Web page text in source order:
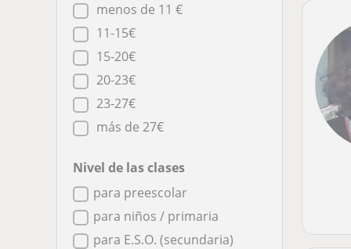
menos de 11 €
11-15€
15-20€
20-23€
23-27€
más de 27€
Nivel de las clases
para preescolar
para niños / primaria
para E.S.O. (secundaria)